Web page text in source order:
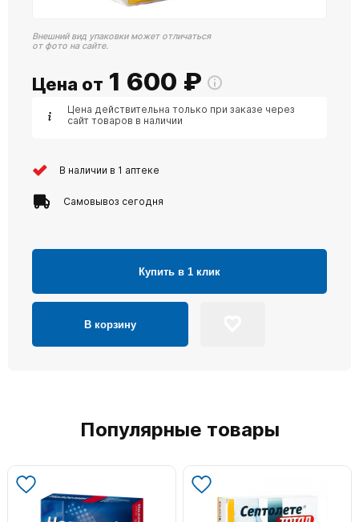
Внешний вид упаковки может отличаться
от фото на сайте.
Цена от 1 600 ₽
Цена действительна только при заказе через
сайт товаров в наличии
В наличии в 1 аптеке
Самовывоз сегодня
Купить в 1 клик
В корзину
Популярные товары